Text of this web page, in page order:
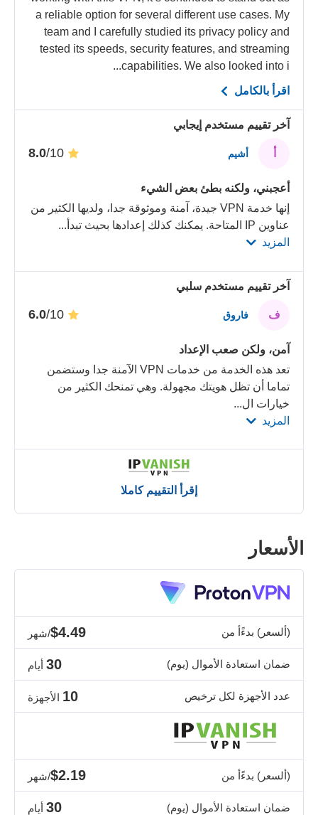
a reliable option for several different use cases. My
team and I carefully studied its privacy policy and
tested its speeds, security features, and streaming
capabilities. We also looked into i...
اقرأ بالكامل
آخر تقييم مستخدم إيجابي
أشيم /10
أعجبني، ولكنه بطئ بعض الشيء
إنها خدمة VPN جيدة، آمنة وموثوقة جدا، ولديها الكثير من
عناوين IP المتاحة. يمكنك كذلك إعدادها بحيث تبدأ
...
المزيد
آخر تقييم مستخدم سلبي
ف فاروق /10
آمن، ولكن صعب الإعداد
تعد هذه الخدمة من خدمات VPN الآمنة جدا وستضمن
تماما أن تظل هويتك مجهولة. وهي تمنحك الكثير من
خيارات ال...
المزيد
إقرأ التقييم كاملا
الأسعار
(ألسعر) بدءًأ من $4.49/شهر
ضمان استعادة الأموال (يوم) 30 أيام
عدد الأجهزة لكل ترخيص 10 الأجهزة
(ألسعر) بدءًأ من $2.19/شهر
ضمان استعادة الأموال (يوم) 30 أيام